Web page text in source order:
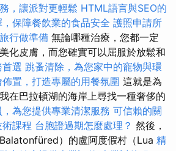
，讓派對更輕鬆 HTML語言與SEO的
保障餐飲業的食品安全 護照申請所
行做準備 無論哪種治療，您都一定
化皮膚，而您確實可以屈服於放鬆和
選 跳蚤清除，為您家中的寵物與環
佈置，打造專屬的用餐氛圍 這就是為
在巴拉頓湖的海岸上尋找一種奢侈的
為您提供專業清潔服務 可信賴的關
課程 台胞證過期怎麼處理？ 然後，
）的盧阿度假村（Lua 精